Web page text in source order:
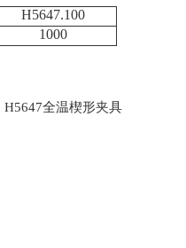
H5647.100
1000
H5647全温楔形夹具